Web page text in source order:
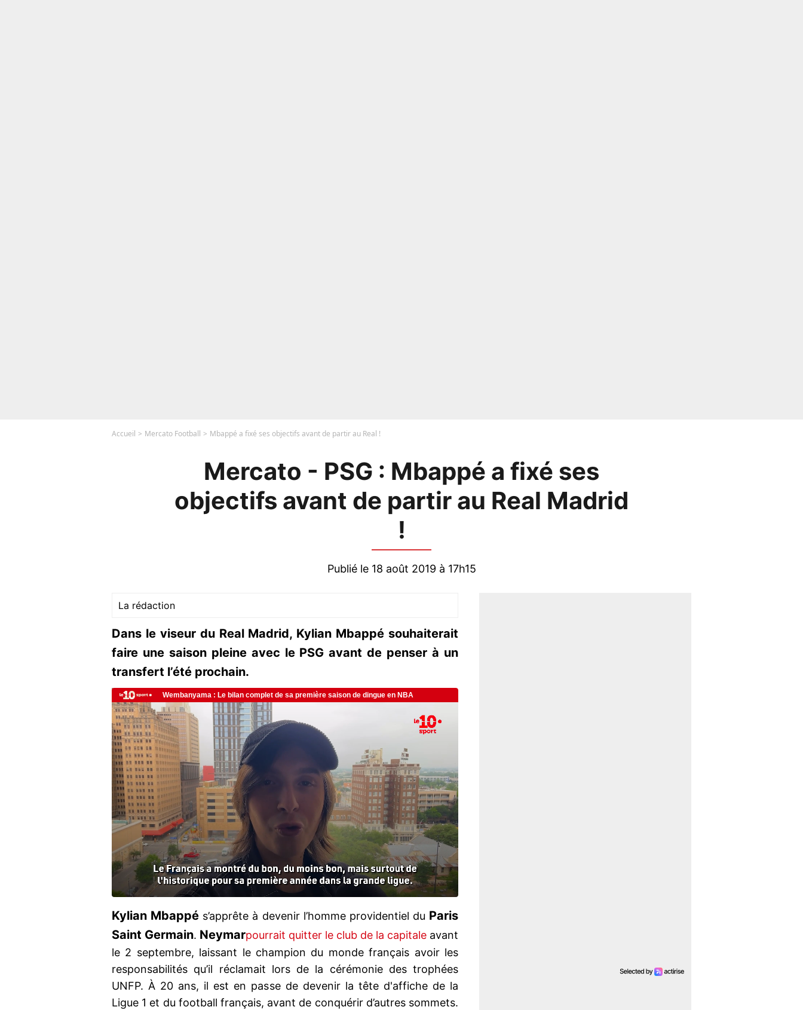
Accueil Mercato Football Mbappé a fixé ses objectifs avant de partir au Real !
Mercato - PSG : Mbappé a fixé ses
objectifs avant de partir au Real Madrid
!
Publié le 18 août 2019 à 17h15
La rédaction
Dans le viseur du Real Madrid, Kylian Mbappé souhaiterait
faire une saison pleine avec le PSG avant de penser à un
transfert l’été prochain.
Kylian Mbappé s’apprête à devenir l’homme providentiel du Paris
Saint Germain. Neymarpourrait quitter le club de la capitale avant
le 2 septembre, laissant le champion du monde français avoir les
responsabilités qu’il réclamait lors de la cérémonie des trophées
UNFP. À 20 ans, il est en passe de devenir la tête d'affiche de la
Ligue 1 et du football français, avant de conquérir d’autres sommets.